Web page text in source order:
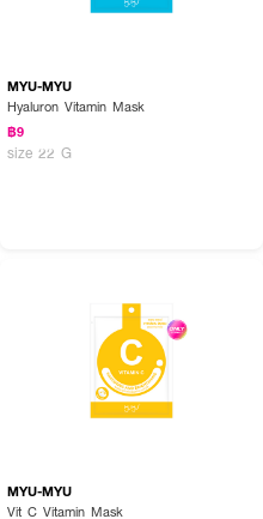
MYU-MYU
Hyaluron Vitamin Mask
฿9
size 22 G
MYU-MYU
Vit C Vitamin Mask